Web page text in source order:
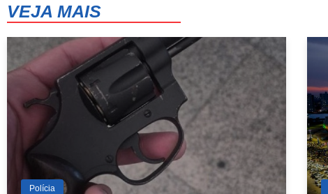
VEJA MAIS
Polícia